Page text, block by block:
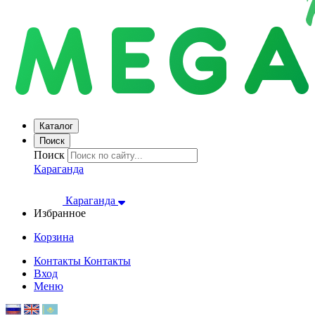
Каталог
Поиск
Поиск
Караганда
Караганда
Избранное
Корзина
Контакты Контакты
Вход
Меню